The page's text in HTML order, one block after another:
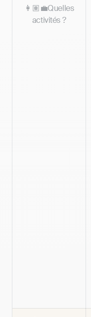
👩🏽‍💼Quelles
activités ?